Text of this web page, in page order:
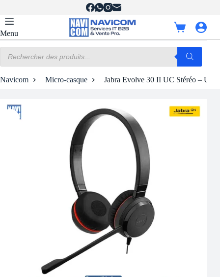
contenu
Menu
Panier
d’achat
produits
Navicom Micro-casque Jabra Evolve 30 II UC Stéréo – USB